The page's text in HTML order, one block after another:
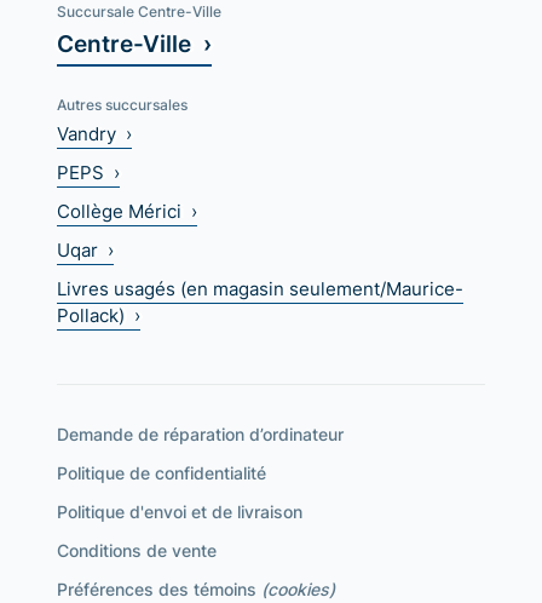
Succursale Centre-Ville
Centre-Ville ›
Autres succursales
Vandry ›
PEPS ›
Collège Mérici ›
Uqar ›
Livres usagés (en magasin seulement/Maurice-
Pollack) ›
Demande de réparation d’ordinateur
Politique de confidentialité
Politique d'envoi et de livraison
Conditions de vente
Préférences des témoins (cookies)